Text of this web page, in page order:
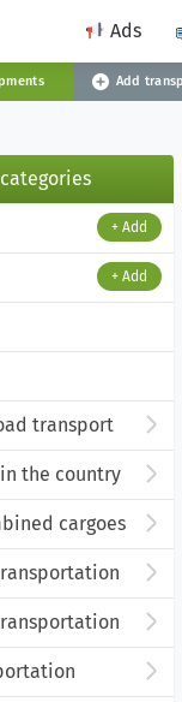
Ads
Add
+ Add
+ Add
transport
the country
cargoes